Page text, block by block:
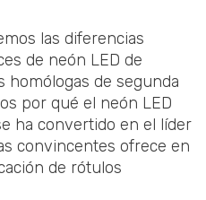
las diferencias
de neón LED de
homólogas de segunda
por qué el neón LED
ha convertido en el líder
convincentes ofrece en
de rótulos